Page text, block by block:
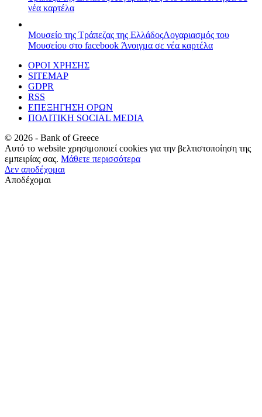
νέα καρτέλα
Μουσείο της Τράπεζας της ΕλλάδοςΛογαριασμός του
Μουσείου στο facebook Άνοιγμα σε νέα καρτέλα
ΟΡΟΙ ΧΡΗΣΗΣ
SITEMAP
GDPR
RSS
ΕΠΕΞΗΓΗΣΗ ΟΡΩΝ
ΠΟΛΙΤΙΚΗ SOCIAL MEDIA
© 2026 - Bank of Greece
Αυτό το website χρησιμοποιεί cookies για την βελτιστοποίηση της
εμπειρίας σας. Μάθετε περισσότερα
Δεν αποδέχομαι
Αποδέχομαι